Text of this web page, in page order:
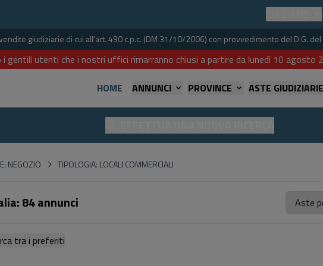
giudiziarie di cui all'art. 490 c.p.c. (DM 31/10/2006) con provvedimento del D.G.
gentili utenti che i nostri uffici rimarranno chiusi a partire da lunedì 10
HOME
ANNUNCI PROVINCE ASTE GIUDIZIARIE
NEGOZIO TIPOLOGIA: LOCALI COMMERCIALI
84 annunci
Salva la ricerca tra i preferiti